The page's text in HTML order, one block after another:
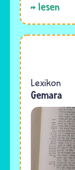
lesen
Judentum
Lexikon
Gemara